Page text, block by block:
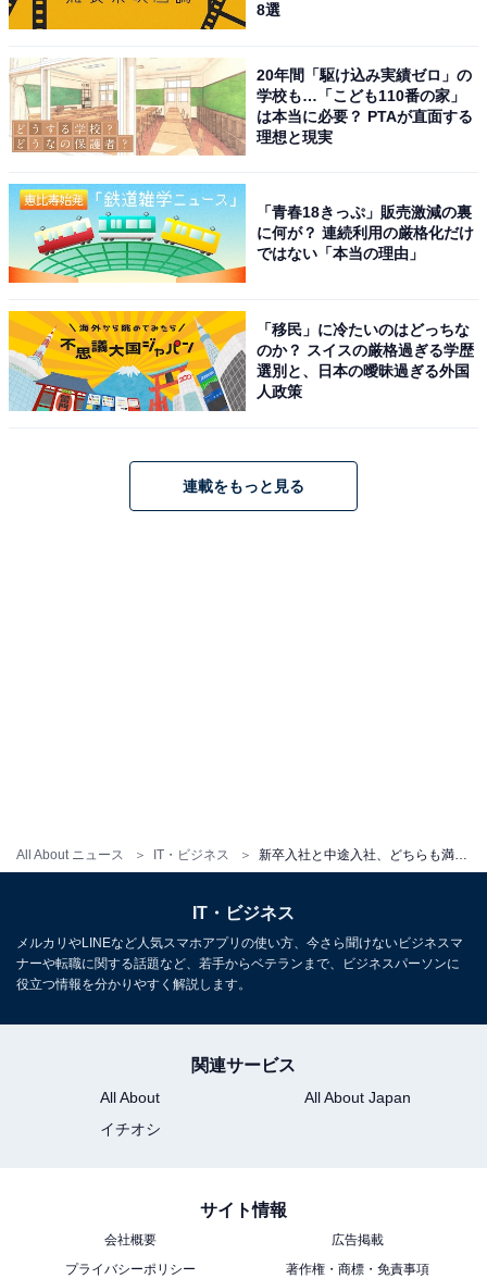
All About ニュース IT・ビジネス
も公平ではあるが、多面評価の際に社内人脈が必要と思
がないことは考慮されている模様。昇格、昇進にそれほ
ど影響はない（中途入社：営業、男性）」などのコメン
トが見られました。
各企業について投稿された社員クチコミを見ていくと、
新卒や中途などの入社形態に関わらない人材育成制度や
評価制度など、機会が平等に与えられる点を評価する声
が多く見られました。
＞30位までの全ランキング結果を見る
金持ち企業ランキング！ 3位「ファーストリテイリン
【関連リンク】
8選
20年間「駆け込み実績ゼロ」の
学校も…「こども110番の家」
は本当に必要？ PTAが直面する
理想と現実
「青春18きっぷ」販売激減の裏
に何が？ 連続利用の厳格化だけ
ではない「本当の理由」
「移民」に冷たいのはどっちな
のか？ スイスの厳格過ぎる学歴
選別と、日本の曖昧過ぎる外国
人政策
連載をもっと見る
IT・ビジネス
メルカリやLINEなど人気スマホアプリの使い方、今さら聞けないビジネスマ
ナーや転職に関する話題など、若手からベテランまで、ビジネスパーソンに
役立つ情報を分かりやすく解説します。
関連サービス
All About
All About Japan
イチオシ
サイト情報
会社概要
広告掲載
プライバシーポリシー
著作権・商標・免責事項